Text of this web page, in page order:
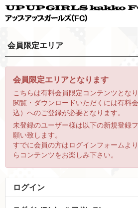
会員限定エリア
会員限定エリアとなります
こちらは有料会員限定コンテンツとなり
閲覧・ダウンロードいただくには有料
込）へのご登録が必要となります。
未登録のユーザー様は以下の新規登録
願い致します。
すでに会員の方はログインフォームよ
らコンテンツをお楽しみ下さい。
ログイン